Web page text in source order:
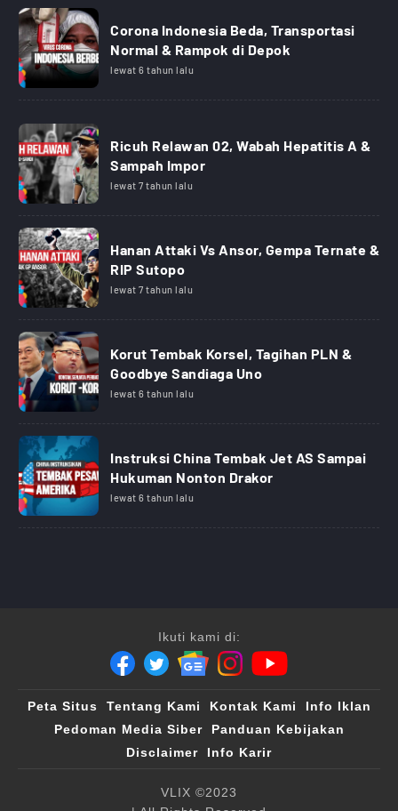
Corona Indonesia Beda, Transportasi
Normal & Rampok di Depok
lewat 6 tahun lalu
Ricuh Relawan 02, Wabah Hepatitis A &
Sampah Impor
lewat 7 tahun lalu
Hanan Attaki Vs Ansor, Gempa Ternate &
RIP Sutopo
lewat 7 tahun lalu
Korut Tembak Korsel, Tagihan PLN &
Goodbye Sandiaga Uno
lewat 6 tahun lalu
Instruksi China Tembak Jet AS Sampai
Hukuman Nonton Drakor
lewat 6 tahun lalu
Ikuti kami di:
Peta Situs Tentang Kami Kontak Kami
Info Iklan
Pedoman Media Siber
Panduan Kebijakan
Disclaimer
Info Karir
VLIX ©2023